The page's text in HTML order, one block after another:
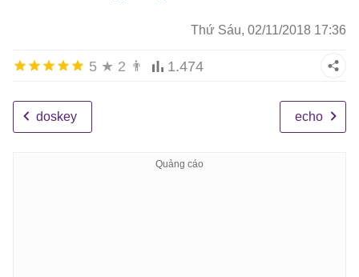
Thứ Sáu, 02/11/2018 17:36
5 ★ 2 👨 1.474
doskey echo